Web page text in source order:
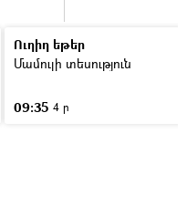
Ուղիղ եթեր
Մամուլի տեսություն
09:35 4 ր